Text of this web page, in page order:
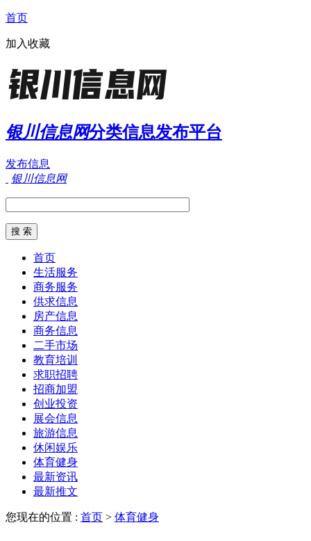
首页
加入收藏
银川信息网分类信息发布平台
发布信息
银川信息网
首页
生活服务
商务服务
供求信息
房产信息
商务信息
二手市场
教育培训
求职招聘
招商加盟
创业投资
展会信息
旅游信息
休闲娱乐
体育健身
最新资讯
最新推文
您现在的位置 : 首页 > 体育健身